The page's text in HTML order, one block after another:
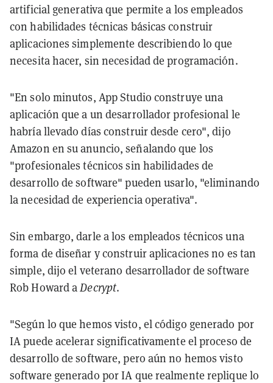
artificial generativa que permite a los empleados
con habilidades técnicas básicas construir
aplicaciones simplemente describiendo lo que
necesita hacer, sin necesidad de programación.
"En solo minutos, App Studio construye una
aplicación que a un desarrollador profesional le
habría llevado días construir desde cero", dijo
Amazon en su anuncio, señalando que los
"profesionales técnicos sin habilidades de
desarrollo de software" pueden usarlo, "eliminando
la necesidad de experiencia operativa".
Sin embargo, darle a los empleados técnicos una
forma de diseñar y construir aplicaciones no es tan
simple, dijo el veterano desarrollador de software
Rob Howard aDecrypt.
"Según lo que hemos visto, el código generado por
IA puede acelerar significativamente el proceso de
desarrollo de software, pero aún no hemos visto
software generado por IA que realmente replique lo